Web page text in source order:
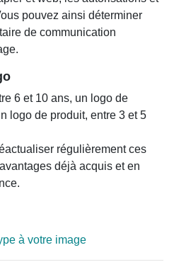
pouvez ainsi déterminer
de communication
6 et 10 ans, un logo de
logo de produit, entre 3 et 5
régulièrement ces
déjà acquis et en
à votre image